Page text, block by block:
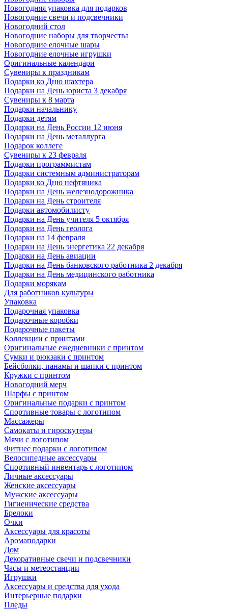
Новогодняя упаковка для подарков
Новогодние свечи и подсвечники
Новогодний стол
Новогодние наборы для творчества
Новогодние елочные шары
Новогодние елочные игрушки
Оригинальные календари
Сувениры к праздникам
Подарки ко Дню шахтера
Подарки на День юриста 3 декабря
Сувениры к 8 марта
Подарки начальнику
Подарки детям
Подарки на День России 12 июня
Подарки на День металлурга
Подарок коллеге
Сувениры к 23 февраля
Подарки программистам
Подарки системным администраторам
Подарки ко Дню нефтяника
Подарки на День железнодорожника
Подарки на День строителя
Подарки автомобилисту
Подарки на День учителя 5 октября
Подарки на День геолога
Подарки на 14 февраля
Подарки на День энергетика 22 декабря
Подарки на День авиации
Подарки на День банковского работника 2 декабря
Подарки на День медицинского работника
Подарки морякам
Для работников культуры
Упаковка
Подарочная упаковка
Подарочные коробки
Подарочные пакеты
Коллекции с принтами
Оригинальные ежедневники с принтом
Сумки и рюкзаки с принтом
Бейсболки, панамы и шапки с принтом
Кружки с принтом
Новогодний мерч
Шарфы с принтом
Оригинальные подарки с принтом
Спортивные товары с логотипом
Массажеры
Самокаты и гироскутеры
Мячи с логотипом
Фитнес подарки с логотипом
Велосипедные аксессуары
Спортивный инвентарь с логотипом
Личные аксессуары
Женские аксессуары
Мужские аксессуары
Гигиенические средства
Брелоки
Очки
Аксессуары для красоты
Аромаподарки
Дом
Декоративные свечи и подсвечники
Часы и метеостанции
Игрушки
Аксессуары и средства для ухода
Интерьерные подарки
Пледы